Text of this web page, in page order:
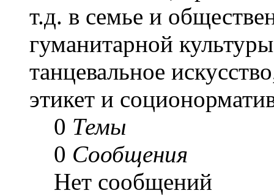
т.д. в семье и
гуманитарной
танцевальное
этикет и
0 Темы
0 Сообщения
Нет сообщений